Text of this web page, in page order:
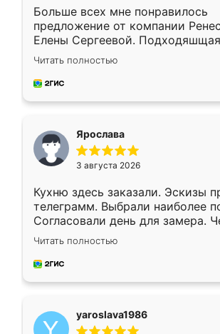
Больше всех мне понравилось
предложение от компании
Елены Сергеевой.
короткие сроки изготовления.
для замера сотрудник Владислав
предложил по моему эскизу
Читать полностью
Ярослава
3 августа 2026
Кухню здесь заказали. Эскизы
телеграмм. Выбрали наиболее
Согласовали день для замера.
недели кухня была уже готова.
довольны работой. Спасибо
мебель за качественную работу!
Читать полностью
yaroslava1986